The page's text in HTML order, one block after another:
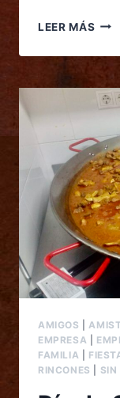
LEER MÁS
AMIGOS |
EMPRESA
FAMILIA
RINCONES
SIN